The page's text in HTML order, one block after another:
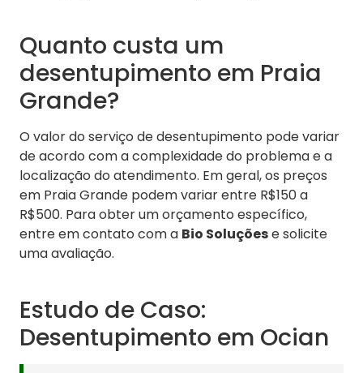
Quanto custa um
desentupimento em Praia
Grande?
O valor do serviço de desentupimento pode variar
de acordo com a complexidade do problema e a
localização do atendimento. Em geral, os preços
em Praia Grande podem variar entre R$150 a
R$500. Para obter um orçamento específico,
entre em contato com a Bio Soluçõese solicite
uma avaliação.
Estudo de Caso:
Desentupimento em Ocian